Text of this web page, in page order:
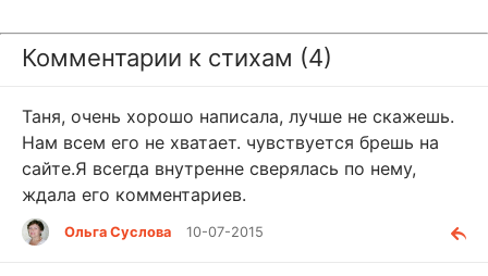
Комментарии к стихам (4)
Таня, очень хорошо написала, лучше не скажешь.
Нам всем его не хватает. чувствуется брешь на
сайте.Я всегда внутренне сверялась по нему,
ждала его комментариев.
Ольга Суслова 10-07-2015